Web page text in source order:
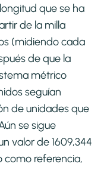
que se ha
de la milla
(midiendo cada
de que la
métrico
seguían
de unidades que
se sigue
valor de 1609,344
como referencia,